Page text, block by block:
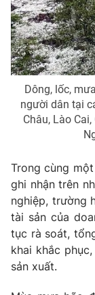
Dông, lốc,
người dân tại
Châu, Lào
Trong cùng
ghi nhận trên
nghiệp, trường
tài sản của
tục rà soát,
khai khắc
sản xuất.